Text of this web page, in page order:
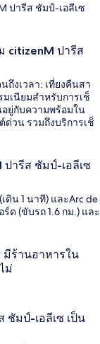
ปารีส ชัมป์-เอลีเซ
citizenM ปารีส
ถึงเวลา: เที่ยงคืนสา
มเนียมสำหรับการเช็
อยู่กับความพร้อมใน
ด่วน รวมถึงบริการเช็
ารีส ชัมป์-เอลีเซ
ดิน 1 นาที) และArc de
ร์ด (ขับรถ 1.6 กม.) และ
มีร้านอาหารใน
ม่
ชัมป์-เอลีเซ เป็น